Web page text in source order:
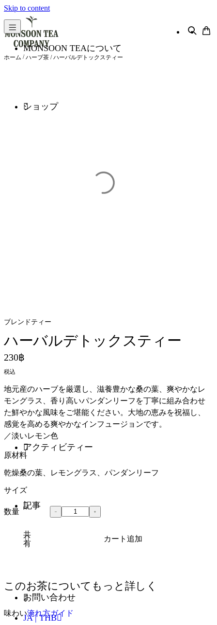
Skip to content
MONSOON TEAについて
ショップ
アクティビティー
記事
お問い合わせ
JA | THB
ホーム /ハーブ茶 / ハーバルデトックスティー
ブレンドティー
ハーバルデトックスティー
230฿
税込
地元産のハーブを厳選し、滋養豊かな桑の葉、爽やかなレ
モングラス、香り高いパンダンリーフを丁寧に組み合わせ
た鮮やかな風味をご堪能ください。大地の恵みを祝福し、
感覚を高める爽やかなインフュージョンです。
／淡いレモン色
原材料
乾燥桑の葉、レモングラス、パンダンリーフ
サイズ
数量
カート追加
共
有
このお茶についてもっと詳しく
味わい淹れ方ガイド